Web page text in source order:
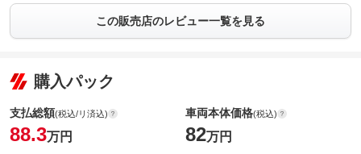
この販売店のレビュー一覧を見る
購入パック
支払総額(税込/リ済込)
88.3万円
車両本体価格(税込)
82万円